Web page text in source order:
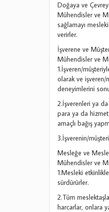
Doğaya ve
Mühendisler ve
sağlamayı
verirler.
İşverene ve
Mühendisler ve
1.İşveren/
olarak ve işveren/
deneyimlerini
2.İşverenleri ya
para ya da
amaçlı bağış
3.İşverenin/
Mesleğe ve
Mühendisler ve
1.Mesleki
sürdürürler.
2.Tüm
harcarlar, onlara